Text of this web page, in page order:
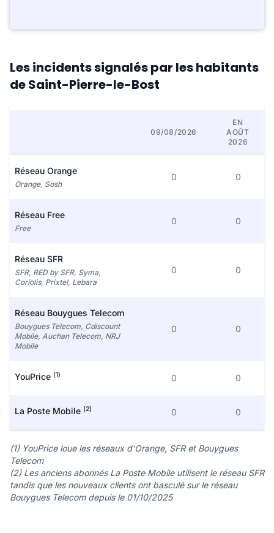
Les incidents signalés par les habitants
de Saint-Pierre-le-Bost
09/08/2026
EN
AOÛT
2026
Réseau Orange
Orange, Sosh
0 0
Réseau Free
Free
0 0
Réseau SFR
SFR, RED by SFR, Syma,
Coriolis, Prixtel, Lebara
0 0
Réseau Bouygues Telecom
Bouygues Telecom, Cdiscount
Mobile, Auchan Telecom, NRJ
Mobile
0 0
YouPrice (1) 0 0
La Poste Mobile (2) 0 0
(1) YouPrice loue les réseaux d'Orange, SFR et Bouygues
Telecom
(2) Les anciens abonnés La Poste Mobile utilisent le réseau SFR
tandis que les nouveaux clients ont basculé sur le réseau
Bouygues Telecom depuis le 01/10/2025